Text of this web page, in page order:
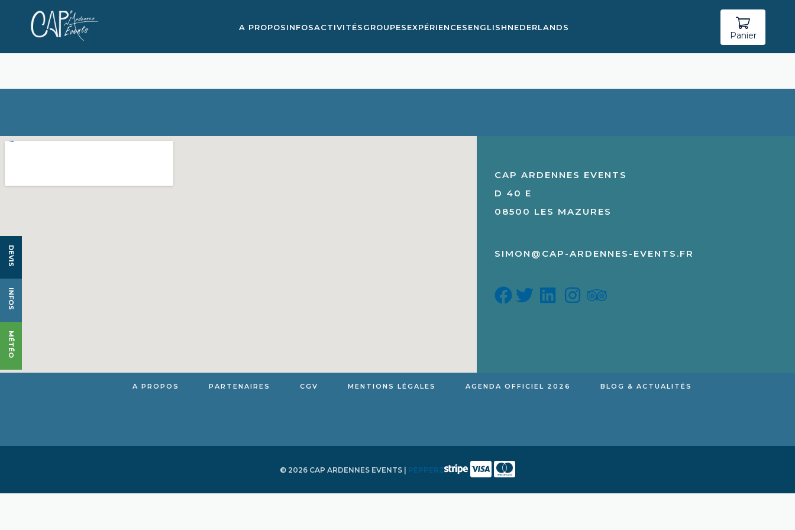
DEVIS
INFOS
MÉTÉO
A PROPOSINFOSACTIVITÉSGROUPESEXPÉRIENCESENGLISHNEDERLANDS
Panier
CAP ARDENNES EVENTS
D 40 E
08500 LES MAZURES
SIMON@CAP-ARDENNES-EVENTS.FR
A PROPOS PARTENAIRES CGV MENTIONS LÉGALES AGENDA OFFICIEL 2026 BLOG & ACTUALITÉS
© 2026 CAP ARDENNES EVENTS | PEPPERZ